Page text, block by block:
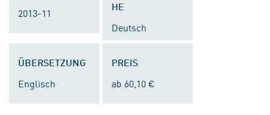
2013-11
HE
Deutsch
ÜBERSETZUNG
Englisch
PREIS
ab 60,10 €